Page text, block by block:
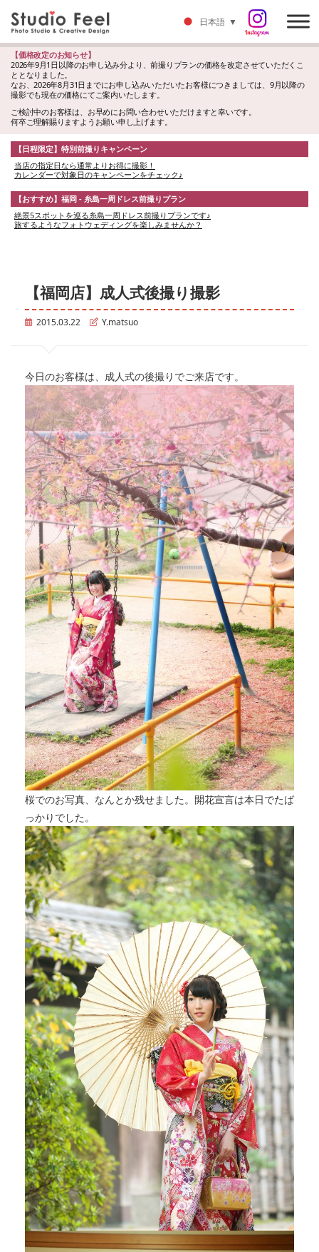
【価格改定のお知らせ】
2026年9月1日以降のお申し込み分より、前撮りプランの価格を改定させていただくこ
ととなりました。
なお、2026年8月31日までにお申し込みいただいたお客様につきましては、9月以降の
撮影でも現在の価格にてご案内いたします。
ご検討中のお客様は、お早めにお問い合わせいただけますと幸いです。
何卒ご理解賜りますようお願い申し上げます。
【日程限定】特別前撮りキャンペーン
当店の指定日なら通常よりお得に撮影！
カレンダーで対象日のキャンペーンをチェック♪
【おすすめ】福岡 - 糸島一周ドレス前撮りプラン
絶景5スポットを巡る糸島一周ドレス前撮りプランです♪
旅するようなフォトウェディングを楽しみませんか？
【福岡店】成人式後撮り撮影
2015.03.22 Y.matsuo
今日のお客様は、成人式の後撮りでご来店です。
桜でのお写真、なんとか残せました。開花宣言は本日でたば
っかりでした。
日本語 ▼